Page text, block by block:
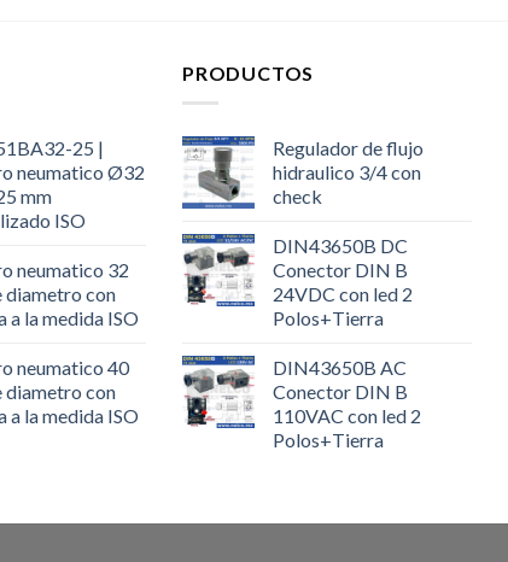
25 |
neumatico Ø32
mm
ISO
neumatico 32
diametro con
a la medida ISO
neumatico 40
diametro con
a la medida ISO
PRODUCTOS
Regulador de flujo
hidraulico 3/4 con
check
DIN43650B DC
Conector DIN B
24VDC con led 2
Polos+Tierra
DIN43650B AC
Conector DIN B
110VAC con led 2
Polos+Tierra